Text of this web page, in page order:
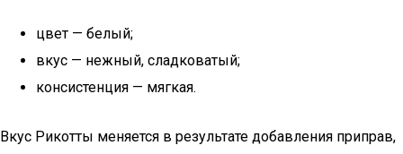
цвет — белый;
вкус — нежный, сладковатый;
консистенция — мягкая.
Вкус Рикотты меняется в результате добавления приправ,